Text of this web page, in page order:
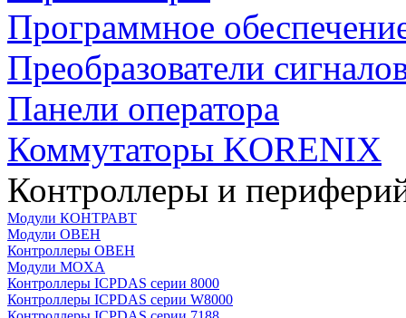
Программное
Преобразователи
Панели оператора
Коммутаторы KORENIX
Контроллеры и
Модули КОНТРАВТ
Модули ОВЕН
Контроллеры ОВЕН
Модули MOXA
Контроллеры ICPDAS серии 8000
Контроллеры ICPDAS серии W8000